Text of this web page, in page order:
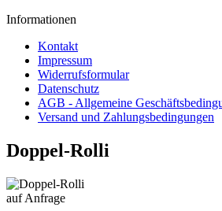
Informationen
Kontakt
Impressum
Widerrufsformular
Datenschutz
AGB - Allgemeine
Versand und Zahlungsbedingungen
Doppel-Rolli
auf Anfrage